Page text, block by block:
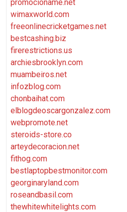
promocioname.net
wimaxworld.com
freeonlinecricketgames.net
bestcashing.biz
firerestrictions.us
archiesbrooklyn.com
muambeiros.net
infozblog.com
chonbaihat.com
elblogdeoscargonzalez.com
webpromote.net
steroids-store.co
arteydecoracion.net
fithog.com
bestlaptopbestmonitor.com
georginaryland.com
roseandbasil.com
thewhitewhitelights.com